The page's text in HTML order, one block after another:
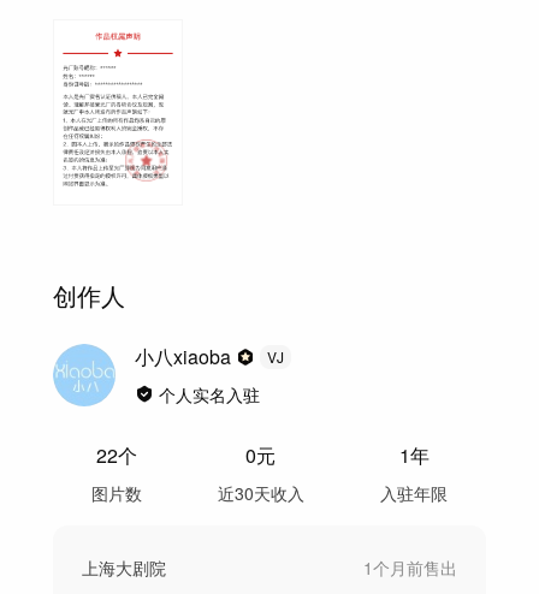
创作人
小八xiaoba VJ
个人实名入驻
22个
图片数
0元
近30天收入
1年
入驻年限
上海大剧院 1个月前售出